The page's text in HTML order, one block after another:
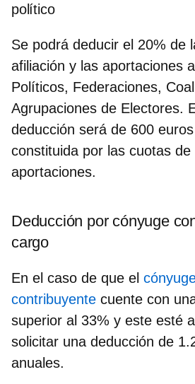
político
Se podrá deducir el 20% de
afiliación y las aportaciones a
Políticos, Federaciones,
Agrupaciones de Electores.
deducción será de 600
constituida por las cuotas de
aportaciones.
Deducción por cónyuge
cargo
En el caso de que el
contribuyente cuente con
superior al 33% y este esté
solicitar una deducción de
anuales.